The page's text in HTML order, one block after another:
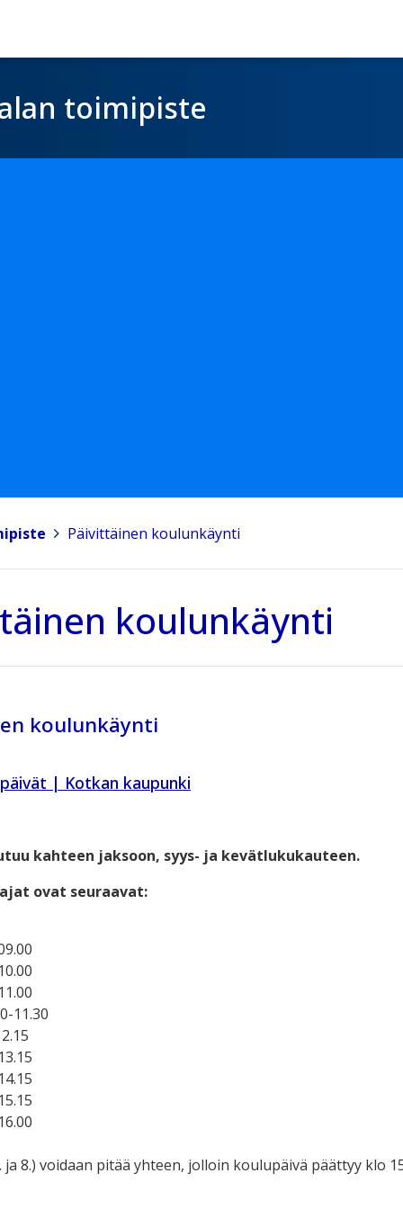
toimipiste
Päivittäinen koulunkäynti
koulunkäynti
koulunkäynti
| Kotkan kaupunki
kahteen jaksoon, syys- ja kevätlukukauteen.
ovat seuraavat:
11.30
ja 8.) voidaan pitää yhteen, jolloin koulupäivä päättyy klo